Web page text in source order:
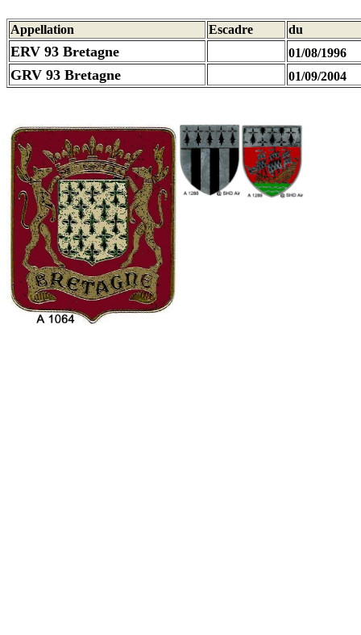
Appellation Escadre du
ERV 93 Bretagne 01/08/1996
GRV 93 Bretagne 01/09/2004